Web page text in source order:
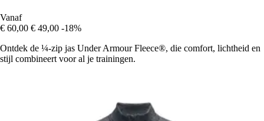
Vanaf
€ 60,00 € 49,00 -18%
Ontdek de ¼-zip jas Under Armour Fleece®, die comfort, lichtheid en
stijl combineert voor al je trainingen.